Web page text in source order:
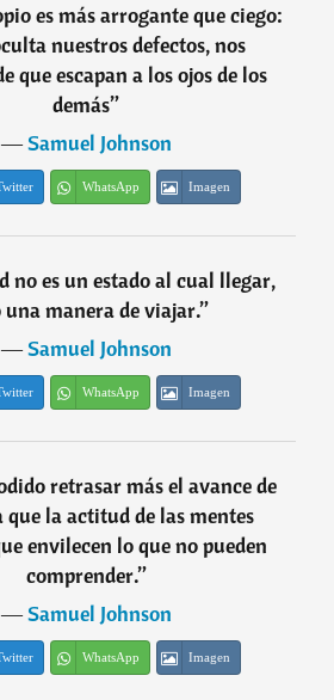
es más arrogante que ciego:
nuestros defectos, nos
que escapan a los ojos de los
demás”
―Samuel Johnson
WhatsApp Imagen
no es un estado al cual llegar,
una manera de viajar.”
―Samuel Johnson
WhatsApp Imagen
retrasar más el avance de
que la actitud de las mentes
envilecen lo que no pueden
comprender.”
―Samuel Johnson
WhatsApp Imagen